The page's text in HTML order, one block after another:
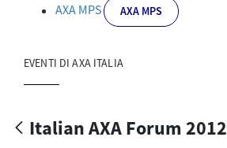
AXA MPS AXA MPS
EVENTI DI AXA ITALIA
Italian AXA Forum 2012